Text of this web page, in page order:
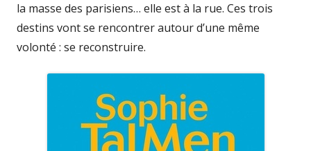
la masse des parisiens… elle est à la rue. Ces trois
destins vont se rencontrer autour d’une même
volonté : se reconstruire.